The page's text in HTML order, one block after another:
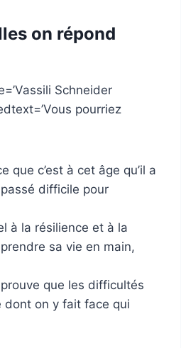
on répond
Schneider
pourriez
que c’est à cet âge qu’il a
difficile pour
à la résilience et à la
sa vie en main,
prouve que les difficultés
dont on y fait face qui